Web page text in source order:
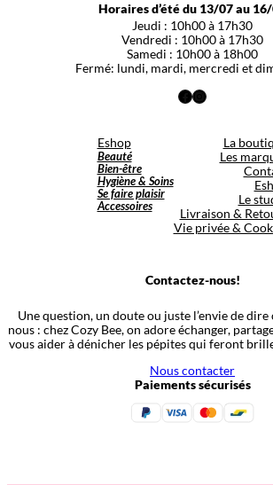
Horaires d’été du 13/07 au
Jeudi : 10h00 à 17h30
Vendredi : 10h00 à 17h30
Samedi : 10h00 à 18h00
Fermé: lundi, mardi, mercredi et
Facebook
Instagram
Eshop
Beauté
Bien-être
Hygiène & Soins
Se faire plaisir
Accessoires
La
Les
Le
Livraison &
Vie privée &
Contactez-nous!
Une question, un doute ou juste l’envie de
nous : chez Cozy Bee, on adore échanger,
vous aider à dénicher les pépites qui feront
Nous contacter
Paiements sécurisés